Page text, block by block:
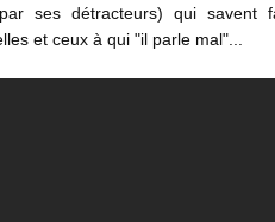
ses détracteurs) qui
et ceux à qui "il parle mal"...